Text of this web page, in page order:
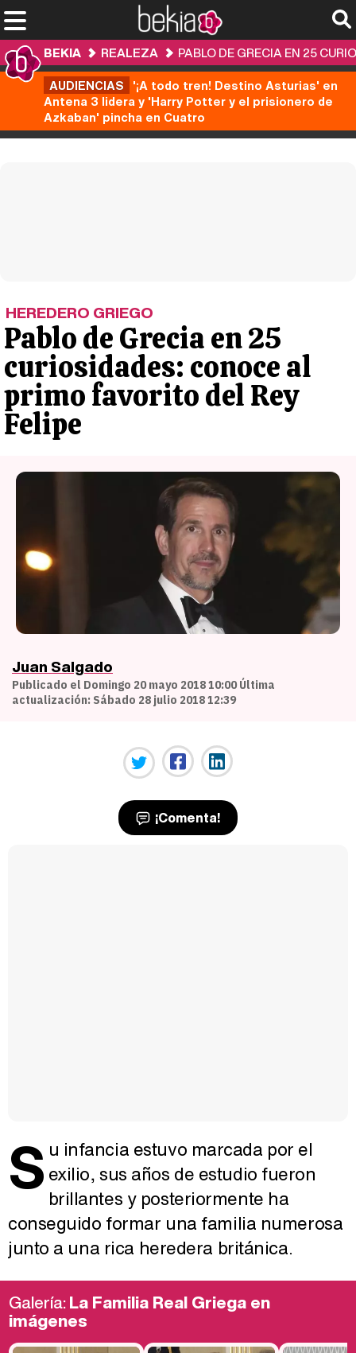
BEKIA REALEZA
PABLO DE GRECIA EN 25
AUDIENCIAS '¡A todo tren! Destino Asturias' en
Antena 3 lidera y 'Harry Potter y el prisionero de
Azkaban' pincha en Cuatro
HEREDERO GRIEGO
Pablo de Grecia en 25
curiosidades: conoce al
primo favorito del Rey
Felipe
Juan Salgado
Publicado el Domingo 20 mayo 2018 10:00 Última
actualización: Sábado 28 julio 2018 12:39
¡Comenta!
S u infancia estuvo marcada por el
exilio, sus años de estudio fueron
brillantes y posteriormente ha
conseguido formar una familia numerosa
junto a una rica heredera británica.
Galería:La Familia Real Griega en
imágenes